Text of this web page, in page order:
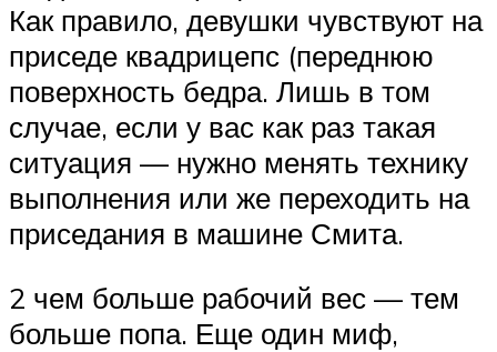
Как правило, девушки чувствуют на
приседе квадрицепс (переднюю
поверхность бедра. Лишь в том
случае, если у вас как раз такая
ситуация — нужно менять технику
выполнения или же переходить на
приседания в машине Смита.
2 чем больше рабочий вес — тем
больше попа. Еще один миф,